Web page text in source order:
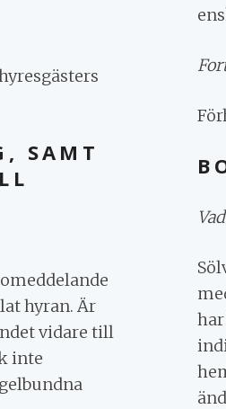
SAMT
hyran. Är
vidare till
inte